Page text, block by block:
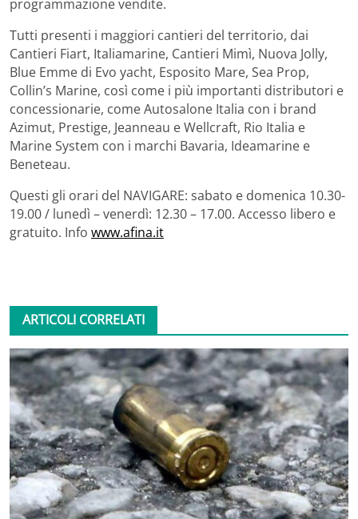
programmazione vendite.
Tutti presenti i maggiori cantieri del territorio, dai
Cantieri Fiart, Italiamarine, Cantieri Mimì, Nuova Jolly,
Blue Emme di Evo yacht, Esposito Mare, Sea Prop,
Collin’s Marine, così come i più importanti distributori e
concessionarie, come Autosalone Italia con i brand
Azimut, Prestige, Jeanneau e Wellcraft, Rio Italia e
Marine System con i marchi Bavaria, Ideamarine e
Beneteau.
Questi gli orari del NAVIGARE: sabato e domenica 10.30-
19.00 / lunedì – venerdì: 12.30 – 17.00. Accesso libero e
gratuito. Info www.afina.it
ARTICOLI CORRELATI